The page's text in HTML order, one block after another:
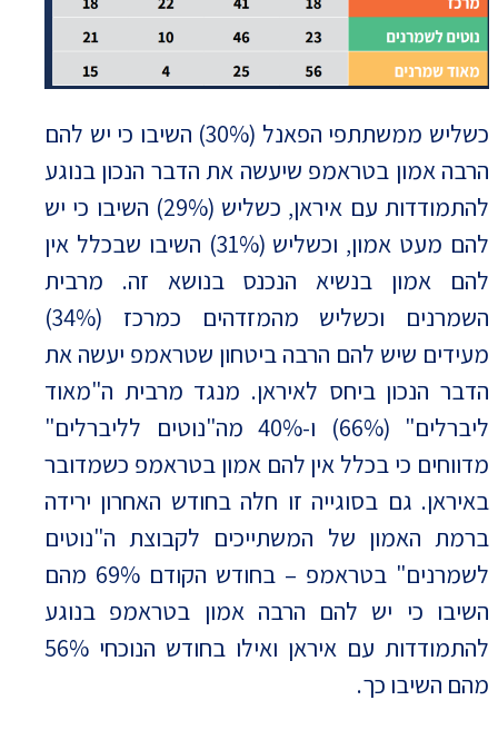
כשליש ממשתתפי הפאנל (30%) השיבו כי יש להם
הרבה אמון בטראמפ שיעשה את הדבר הנכון בנוגע
להתמודדות עם איראן, כשליש (29%) השיבו כי יש
להם מעט אמון, וכשליש (31%) השיבו שבכלל אין
להם אמון בנשיא הנכנס בנושא זה. מרבית
השמרנים וכשליש מהמזדהים כמרכז (34%)
מעידים שיש להם הרבה ביטחון שטראמפ יעשה את
הדבר הנכון ביחס לאיראן. מנגד מרבית ה"מאוד
ליברלים" (66%) ו-40% מה"נוטים לליברלים"
מדווחים כי בכלל אין להם אמון בטראמפ כשמדובר
באיראן. גם בסוגייה זו חלה בחודש האחרון ירידה
ברמת האמון של המשתייכים לקבוצת ה"נוטים
לשמרנים" בטראמפ – בחודש הקודם 69% מהם
השיבו כי יש להם הרבה אמון בטראמפ בנוגע
להתמודדות עם איראן ואילו בחודש הנוכחי 56%
מהם השיבו כך.